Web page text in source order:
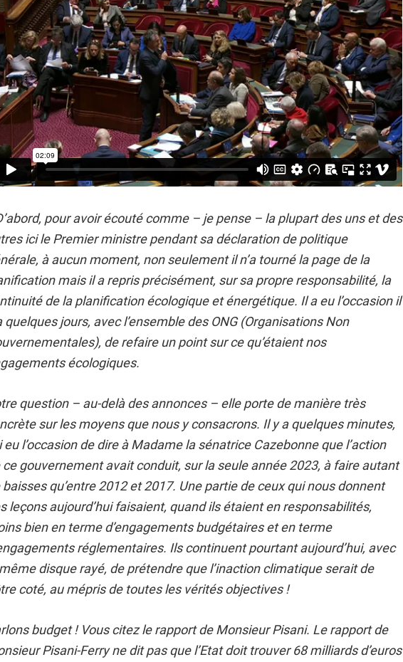
pour avoir écouté comme – je pense – la plupart des uns et des
ici le Premier ministre pendant sa déclaration de politique
à aucun moment, non seulement il n’a tourné la page de la
mais il a repris précisément, sur sa propre responsabilité, la
de la planification écologique et énergétique. Il a eu l’occasion il
quelques jours, avec l’ensemble des ONG (Organisations Non
de refaire un point sur ce qu’étaient nos
écologiques.
question – au-delà des annonces – elle porte de manière très
sur les moyens que nous y consacrons. Il y a quelques minutes,
eu l’occasion de dire à Madame la sénatrice Cazebonne que l’action
ce gouvernement avait conduit, sur la seule année 2023, à faire autant
baisses qu’entre 2012 et 2017. Une partie de ceux qui nous donnent
leçons aujourd’hui faisaient, quand ils étaient en responsabilités,
bien en terme d’engagements budgétaires et en terme
réglementaires. Ils continuent pourtant aujourd’hui, avec
disque rayé, de prétendre que l’inaction climatique serait de
coté, au mépris de toutes les vérités objectives !
budget ! Vous citez le rapport de Monsieur Pisani. Le rapport de
Pisani-Ferry ne dit pas que l’Etat doit trouver 68 milliards d’euros